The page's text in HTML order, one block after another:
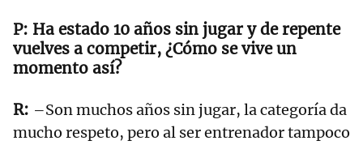
Ha estado 10 años sin jugar y de repente
vuelves a competir, ¿Cómo se vive un
momento así?
–Son muchos años sin jugar, la categoría da
mucho respeto, pero al ser entrenador tampoco